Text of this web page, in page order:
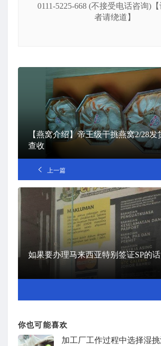
0111-5225-668 (不接受电话咨询)
者请绕道】
【燕窝介绍】帝王级干挑燕窝2/28
查收
上一篇
如果要办理马来西亚特别签证SP的
你也可能喜欢
加工厂工作过程中选择湿